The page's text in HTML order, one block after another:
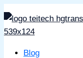
Zum
Inhalt
springen
Blog